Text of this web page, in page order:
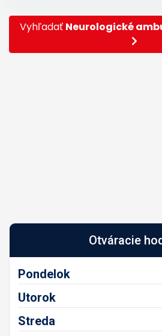
Vyhľadať Neurologické
Otváracie
Pondelok
Utorok
Streda